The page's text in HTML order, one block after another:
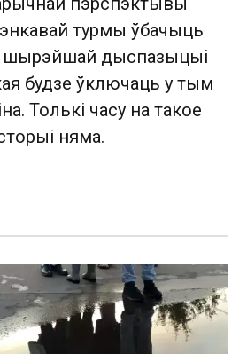
турмы ўбачыць
шырэйшай дыспазыцыі
будзе ўключаць у тым
Толькі часу на такое
няма.